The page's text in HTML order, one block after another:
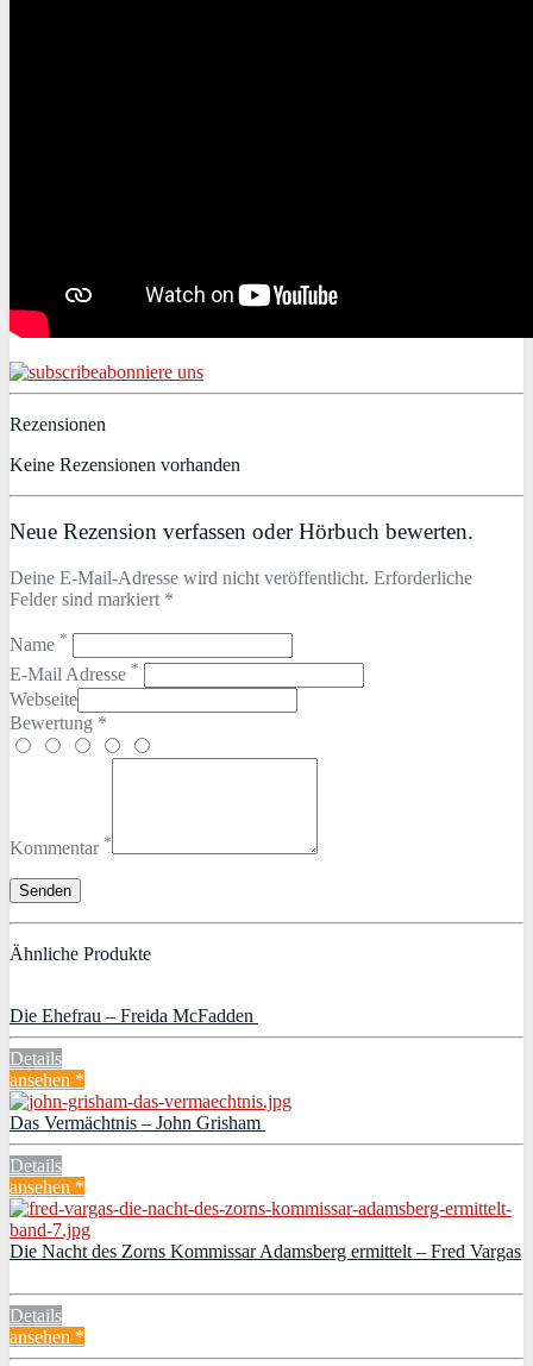
abonniere uns
Rezensionen
Keine Rezensionen vorhanden
Neue Rezension verfassen oder Hörbuch bewerten.
Deine E-Mail-Adresse wird nicht veröffentlicht. Erforderliche
Felder sind markiert *
Name *
E-Mail Adresse *
Webseite
Bewertung *
Kommentar *
Ähnliche Produkte
Die Ehefrau – Freida McFadden
Details
ansehen *
Das Vermächtnis – John Grisham
Details
ansehen *
Die Nacht des Zorns Kommissar Adamsberg ermittelt – Fred Vargas
Details
ansehen *